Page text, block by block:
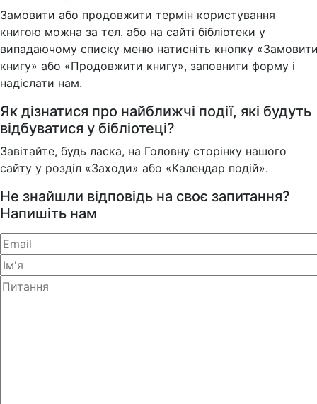
Замовити або продовжити термін користування
книгою можна за тел. або на сайті бібліотеки у
випадаючому списку меню натисніть кнопку
книгу» або «Продовжити книгу», заповнити форму і
надіслати нам.
Як дізнатися про найближчі події, які будуть
відбуватися у бібліотеці?
Завітайте, будь ласка, на Головну сторінку нашого
сайту у розділ «Заходи» або «Календар подій».
Не знайшли відповідь на своє запитання?
Напишіть нам